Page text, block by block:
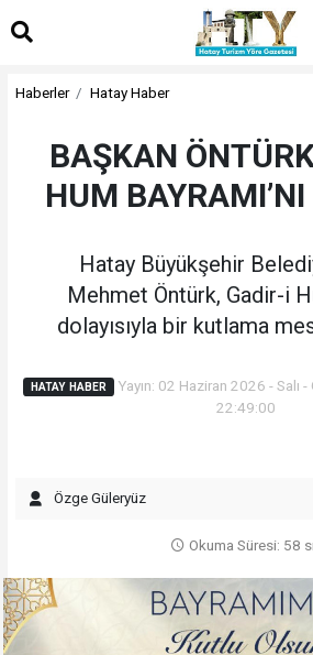
Haberler Hatay Haber
BAŞKAN
HUM
Hatay Büyükşehir
Mehmet Öntürk, Gadir-i
dolayısıyla bir kutlama
HATAY HABER
Yayın: 02 Haziran 2026 - Salı
22:49:00
Özge Güleryüz
Okuma Süresi: 58